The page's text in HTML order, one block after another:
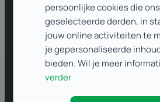
meemaken.persoonlijke cookies die
geselecteerde derden, in
jouw online activiteiten te
je gepersonaliseerde
bieden. Wil je meer
verder